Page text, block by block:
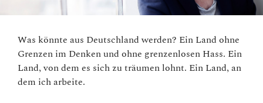
Was könnte aus Deutschland werden? Ein Land ohne
Grenzen im Denken und ohne grenzenlosen Hass. Ein
Land, von dem es sich zu träumen lohnt. Ein Land, an
dem ich arbeite.